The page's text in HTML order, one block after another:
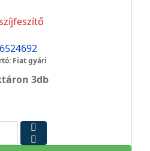
Fiat gyári
3db